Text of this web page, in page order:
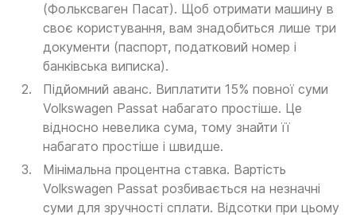
(Фольксваген Пасат). Щоб отримати машину в
своє користування, вам знадобиться лише три
документи (паспорт, податковий номер і
банківська виписка).
Підйомний аванс. Виплатити 15% повної суми
Volkswagen Passat набагато простіше. Це
відносно невелика сума, тому знайти її
набагато простіше і швидше.
Мінімальна процентна ставка. Вартість
Volkswagen Passat розбивається на незначні
суми для зручності сплати. Відсотки при цьому